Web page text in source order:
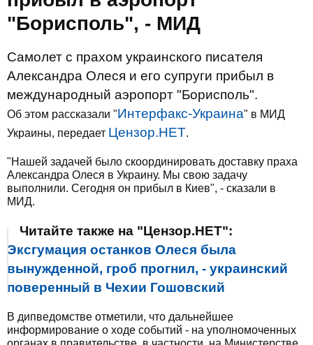
"Борисполь", - МИД
Самолет с прахом украинского писателя
Александра Олеся и его супруги прибыл в
международный аэропорт "Борисполь".
Об этом рассказали "Интерфакс-Украина" в МИД
Украины, передает Цензор.НЕТ.
"Нашей задачей было скоординировать доставку праха
Александра Олеся в Украину. Мы свою задачу
выполнили. Сегодня он прибыл в Киев", - сказали в
МИД.
Читайте также на "Цензор.НЕТ":
Эксгумация останков Олеся была
вынужденной, гроб прогнил, - украинский
поверенный в Чехии Гошовский
В дипведомстве отметили, что дальнейшее
информирование о ходе событий - на уполномоченных